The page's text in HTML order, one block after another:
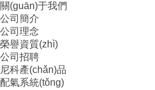
關(guān)于我們
公司簡介
公司理念
榮譽資質(zhì)
公司招聘
尼科產(chǎn)品
配氣系統(tǒng)